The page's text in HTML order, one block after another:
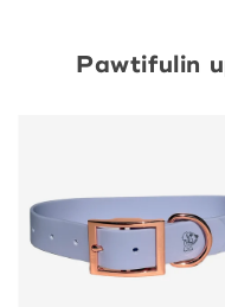
Pawtifulin